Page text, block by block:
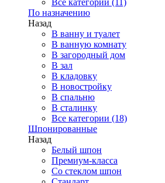
Все категории (11)
По назначению
Назад
В ванну и туалет
В ванную комнату
В загородный дом
В зал
В кладовку
В новостройку
В спальню
В сталинку
Все категории (18)
Шпонированные
Назад
Белый шпон
Премиум-класса
Со стеклом шпон